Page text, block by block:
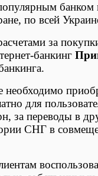
по всей
за
банкинг
необходимо
для
за переводы в
СНГ в